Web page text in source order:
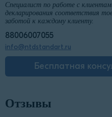
Специалист по работе с
декларирования соответствия
заботой к каждому клиенту.
88006007055
info@ntdstandart.ru
Бесплатная
Отзывы